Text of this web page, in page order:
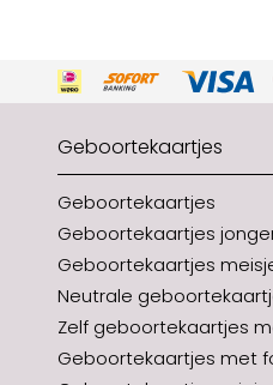
Geboortekaartjes
Geboortekaartjes
Geboortekaartjes
Geboortekaartjes
Neutrale
Zelf geboortekaartjes
Geboortekaartjes met